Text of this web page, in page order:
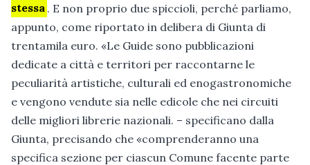
stessa . E non proprio due spiccioli, perché parliamo,
appunto, come riportato in delibera di Giunta di
trentamila euro. «Le Guide sono pubblicazioni
dedicate a città e territori per raccontarne le
peculiarità artistiche, culturali ed enogastronomiche
e vengono vendute sia nelle edicole che nei circuiti
delle migliori librerie nazionali. – specificano dalla
Giunta, precisando che «comprenderanno una
specifica sezione per ciascun Comune facente parte